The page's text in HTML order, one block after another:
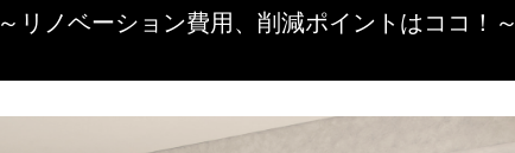
～リノベーション費用、削減ポイントはココ！～